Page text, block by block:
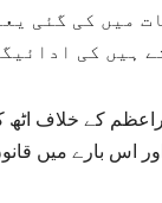
میں کی گئی
ہیں کی
کے خلاف
اس بارے میں